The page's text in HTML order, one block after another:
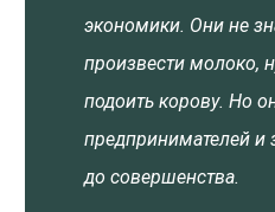
экономики. Они не
произвести молоко,
подоить корову. Но
предпринимателей и
до совершенства.